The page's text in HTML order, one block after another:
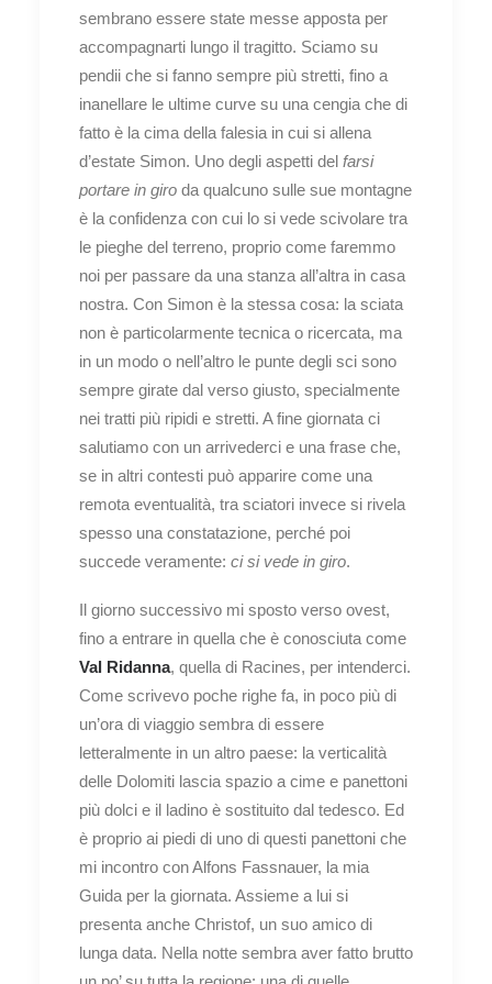
sembrano essere state messe apposta per
accompagnarti lungo il tragitto. Sciamo su
pendii che si fanno sempre più stretti, fino a
inanellare le ultime curve su una cengia che di
fatto è la cima della falesia in cui si allena
d’estate Simon. Uno degli aspetti del farsi
portare in giro da qualcuno sulle sue montagne
è la confidenza con cui lo si vede scivolare tra
le pieghe del terreno, proprio come faremmo
noi per passare da una stanza all’altra in casa
nostra. Con Simon è la stessa cosa: la sciata
non è particolarmente tecnica o ricercata, ma
in un modo o nell’altro le punte degli sci sono
sempre girate dal verso giusto, specialmente
nei tratti più ripidi e stretti. A fine giornata ci
salutiamo con un arrivederci e una frase che,
se in altri contesti può apparire come una
remota eventualità, tra sciatori invece si rivela
spesso una constatazione, perché poi
succede veramente: ci si vede in giro.
Il giorno successivo mi sposto verso ovest,
fino a entrare in quella che è conosciuta come
Val Ridanna, quella di Racines, per intenderci.
Come scrivevo poche righe fa, in poco più di
un’ora di viaggio sembra di essere
letteralmente in un altro paese: la verticalità
delle Dolomiti lascia spazio a cime e panettoni
più dolci e il ladino è sostituito dal tedesco. Ed
è proprio ai piedi di uno di questi panettoni che
mi incontro con Alfons Fassnauer, la mia
Guida per la giornata. Assieme a lui si
presenta anche Christof, un suo amico di
lunga data. Nella notte sembra aver fatto brutto